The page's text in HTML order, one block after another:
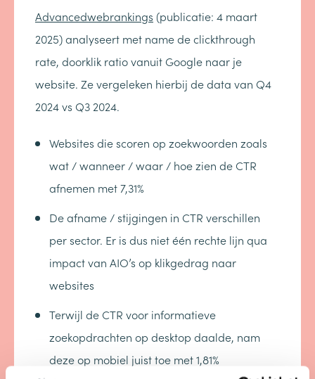
Advancedwebrankings (publicatie: 4 maart
2025) analyseert met name de clickthrough
rate, doorklik ratio vanuit Google naar je
website. Ze vergeleken hierbij de data van Q4
2024 vs Q3 2024.
Websites die scoren op zoekwoorden zoals
wat / wanneer / waar / hoe zien de CTR
afnemen met 7,31%
De afname / stijgingen in CTR verschillen
per sector. Er is dus niet één rechte lijn qua
impact van AIO’s op klikgedrag naar
websites
Terwijl de CTR voor informatieve
zoekopdrachten op desktop daalde, nam
deze op mobiel juist toe met 1,81%